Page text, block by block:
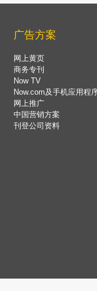
广告方案
网上黄页
商务专刊
Now TV
Now.com及手机应用程
网上推广
中国营销方案
刊登公司资料